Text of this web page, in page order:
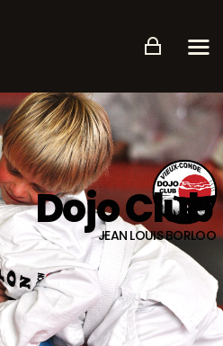
Dojo Club
JEAN LOUIS BORLOO